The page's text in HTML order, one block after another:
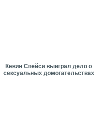
Кевин Спейси выиграл дело о
сексуальных домогательствах